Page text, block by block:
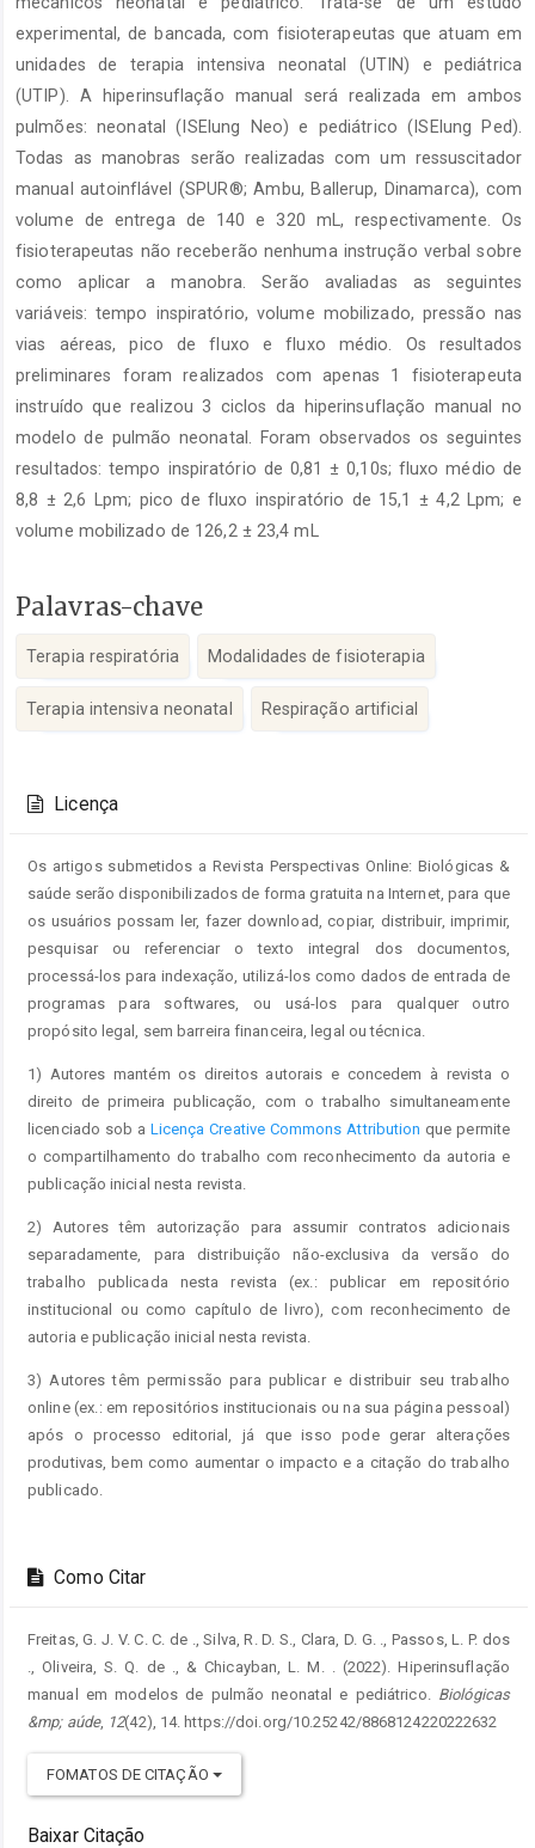
experimental, de bancada, com fisioterapeutas que atuam em
unidades de terapia intensiva neonatal (UTIN) e pediátrica
(UTIP). A hiperinsuflação manual será realizada em ambos
pulmões: neonatal (ISElung Neo) e pediátrico (ISElung Ped).
Todas as manobras serão realizadas com um ressuscitador
manual autoinflável (SPUR®; Ambu, Ballerup, Dinamarca), com
volume de entrega de 140 e 320 mL, respectivamente. Os
fisioterapeutas não receberão nenhuma instrução verbal sobre
como aplicar a manobra. Serão avaliadas as seguintes
variáveis: tempo inspiratório, volume mobilizado, pressão nas
vias aéreas, pico de fluxo e fluxo médio. Os resultados
preliminares foram realizados com apenas 1 fisioterapeuta
instruído que realizou 3 ciclos da hiperinsuflação manual no
modelo de pulmão neonatal. Foram observados os seguintes
resultados: tempo inspiratório de 0,81 ± 0,10s; fluxo médio de
8,8 ± 2,6 Lpm; pico de fluxo inspiratório de 15,1 ± 4,2 Lpm; e
volume mobilizado de 126,2 ± 23,4 mL
Palavras-chave
Terapia respiratória Modalidades de fisioterapia
Terapia intensiva neonatal Respiração artificial
do
artigo
Licença
Os artigos submetidos a Revista Perspectivas Online: Biológicas &
saúde serão disponibilizados de forma gratuita na Internet, para que
os usuários possam ler, fazer download, copiar, distribuir, imprimir,
pesquisar ou referenciar o texto integral dos documentos,
processá-los para indexação, utilizá-los como dados de entrada de
programas para softwares, ou usá-los para qualquer outro
propósito legal, sem barreira financeira, legal ou técnica.
1) Autores mantém os direitos autorais e concedem à revista o
direito de primeira publicação, com o trabalho simultaneamente
licenciado sob a Licença Creative Commons Attribution que permite
o compartilhamento do trabalho com reconhecimento da autoria e
publicação inicial nesta revista.
2) Autores têm autorização para assumir contratos adicionais
separadamente, para distribuição não-exclusiva da versão do
trabalho publicada nesta revista (ex.: publicar em repositório
institucional ou como capítulo de livro), com reconhecimento de
autoria e publicação inicial nesta revista.
3) Autores têm permissão para publicar e distribuir seu trabalho
online (ex.: em repositórios institucionais ou na sua página pessoal)
após o processo editorial, já que isso pode gerar alterações
produtivas, bem como aumentar o impacto e a citação do trabalho
publicado.
Como Citar
Freitas, G. J. V. C. C. de ., Silva, R. D. S., Clara, D. G. ., Passos, L. P. dos
., Oliveira, S. Q. de ., & Chicayban, L. M. . (2022). Hiperinsuflação
manual em modelos de pulmão neonatal e pediátrico. Biológicas
&mp; aúde, 12(42), 14. https://doi.org/10.25242/8868124220222632
FOMATOS DE CITAÇÃO
Baixar Citação